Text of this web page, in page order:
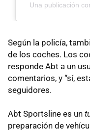
Una publicación
Según la policía,
de los coches. Los
responde Abt a un
comentarios, y “sí,
seguidores.
Abt Sportsline es un
preparación de